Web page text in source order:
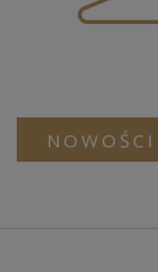
NOWOŚCI